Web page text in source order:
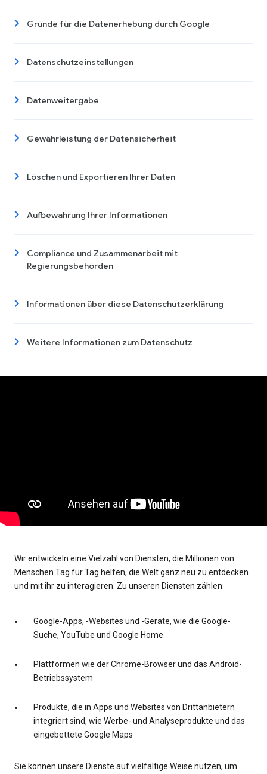
Gründe für die Datenerhebung durch Google
Datenschutzeinstellungen
Datenweitergabe
Gewährleistung der Datensicherheit
Löschen und Exportieren Ihrer Daten
Aufbewahrung Ihrer Informationen
Compliance und Zusammenarbeit mit
Regierungsbehörden
Informationen über diese Datenschutzerklärung
Weitere Informationen zum Datenschutz
Wir entwickeln eine Vielzahl von Diensten, die Millionen von
Menschen Tag für Tag helfen, die Welt ganz neu zu entdecken
und mit ihr zu interagieren. Zu unseren Diensten zählen:
Google-Apps, -Websites und -Geräte, wie die Google-
Suche, YouTube und Google Home
Plattformen wie der Chrome-Browser und das Android-
Betriebssystem
Produkte, die in Apps und Websites von Drittanbietern
integriert sind, wie Werbe- und Analyseprodukte und das
eingebettete Google Maps
Sie können unsere Dienste auf vielfältige Weise nutzen, um